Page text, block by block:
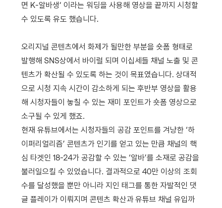
면 K-알바생‘ 이라는 워딩을 사용해 영상을 끝까지 시청할
수 있도록 유도 했습니다.
오리지널 콘텐츠에서 화제가 될만한 부분을 숏폼 형태로
발행해 SNS상에서 바이럴 되며 이십세들 채널 노출 및 콘
텐츠가 확산될 수 있도록 하는 것이 목표였습니다. 상대적
으로 시청 지속 시간이 감소하게 되는 후반부 영상을 활용
해 시청자들이 놓칠 수 있는 재미 포인트가 숏폼 영상으로
소구될 수 있게 했죠.
현재 유튜브에서는 시청자들의 공감 포인트를 겨냥한‘하
이퍼리얼리즘’ 콘텐츠가 인기를 얻고 있는 만큼 채널의 핵
심 타겟인 18-24가 공감할 수 있는 ‘알바’를 소재로 공감을
불러일으킬 수 있었습니다. 결과적으로 40만 이상의 조회
수를 달성했을 뿐만 아니라 지인 태그를 통한 자발적인 댓
글 플레이가 이뤄지며 콘텐츠 확산과 유튜브 채널 유입까